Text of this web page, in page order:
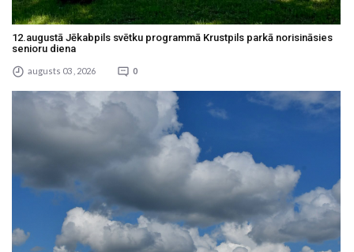
12.augustā Jēkabpils svētku programmā Krustpils parkā norisināsies
senioru diena
augusts 03 , 2026 0